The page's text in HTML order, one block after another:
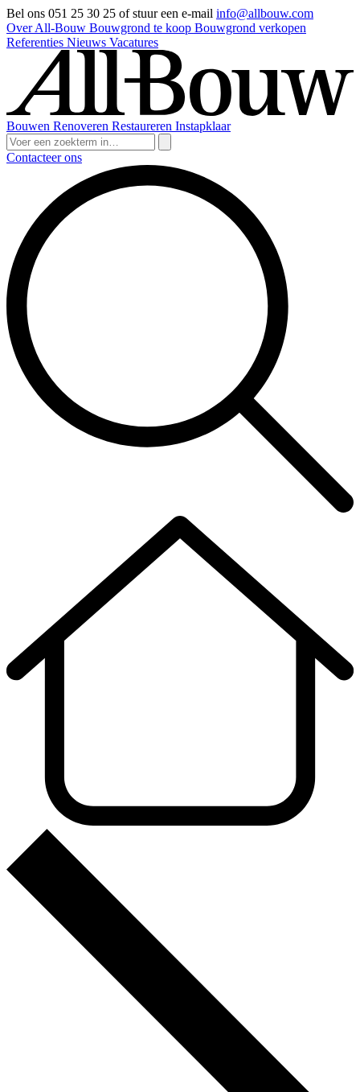
Bel ons 051 25 30 25 of stuur een e-mail info@allbouw.com
Over All-Bouw Bouwgrond te koop Bouwgrond verkopen
Referenties Nieuws Vacatures
Bouwen Renoveren Restaureren Instapklaar
Contacteer ons